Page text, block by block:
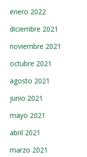
enero 2022
diciembre 2021
noviembre 2021
octubre 2021
agosto 2021
junio 2021
mayo 2021
abril 2021
marzo 2021